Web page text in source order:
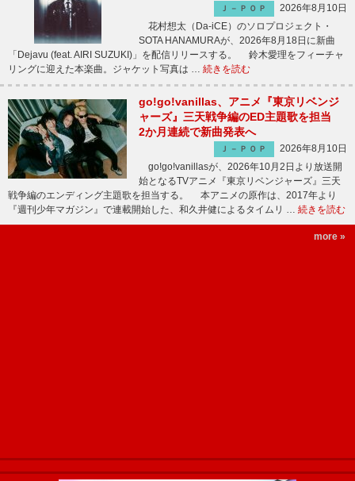
Ｊ－ＰＯＰ
2026年8月10日
花村想太（Da-iCE）のソロプロジェクト・
SOTA HANAMURAが、2026年8月18日に新曲
「Dejavu (feat. AIRI SUZUKI)」を配信リリースする。 鈴木愛理をフィーチャ
リングに迎えた本楽曲。ジャケット写真は … 続きを読む
go!go!vanillas、アニメ『東京リベンジ
ャーズ』三天戦争編のED主題歌を担当
2か月連続で新曲発表へ
Ｊ－ＰＯＰ
2026年8月10日
go!go!vanillasが、2026年10月2日より放送開
始となるTVアニメ『東京リベンジャーズ』三天
戦争編のエンディング主題歌を担当する。 本アニメの原作は、2017年より
『週刊少年マガジン』で連載開始した、和久井健によるタイムリ … 続きを読む
more »